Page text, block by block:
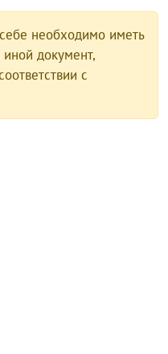
необходимо иметь
документ,
с